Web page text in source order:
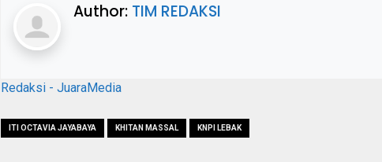
Author: TIM REDAKSI
Redaksi - JuaraMedia
ITI OCTAVIA JAYABAYA KHITAN MASSAL KNPI LEBAK